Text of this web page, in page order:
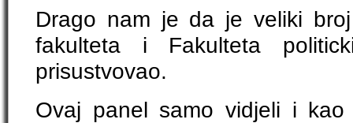
Drago nam je da je veliki
fakulteta i Fakulteta
prisustvovao.
Ovaj panel samo vidjeli i kao